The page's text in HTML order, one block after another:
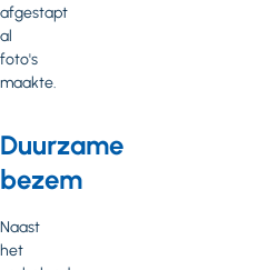
afgestapt
al
foto's
maakte.
Duurzame
bezem
Naast
het